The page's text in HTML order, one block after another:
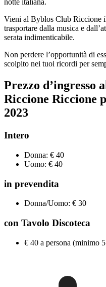
notte italiana.
Vieni al Byblos Club Riccione
trasportare dalla musica e
serata indimenticabile.
Non perdere l’opportunità di
scolpito nei tuoi ricordi per
Prezzo d’ingresso
Riccione Riccione
2023
Intero
Donna: € 40
Uomo: € 40
in prevendita
Donna/Uomo: € 30
con Tavolo Discoteca
€ 40 a persona (minimo